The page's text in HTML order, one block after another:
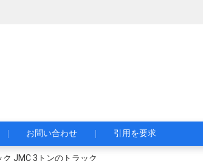
お問い合わせ 引用を要求
JMC 3トンのトラック